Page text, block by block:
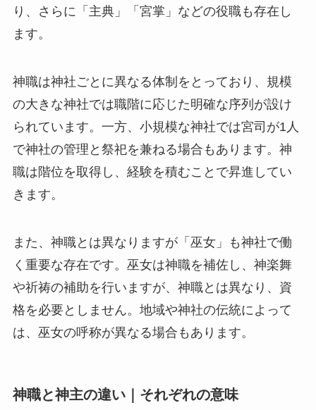
り、さらに「主典」「宮掌」などの役職も存在し
ます。
神職は神社ごとに異なる体制をとっており、規模
の大きな神社では職階に応じた明確な序列が設け
られています。一方、小規模な神社では宮司が1人
で神社の管理と祭祀を兼ねる場合もあります。神
職は階位を取得し、経験を積むことで昇進してい
きます。
また、神職とは異なりますが「巫女」も神社で働
く重要な存在です。巫女は神職を補佐し、神楽舞
や祈祷の補助を行いますが、神職とは異なり、資
格を必要としません。地域や神社の伝統によって
は、巫女の呼称が異なる場合もあります。
神職と神主の違い｜それぞれの意味